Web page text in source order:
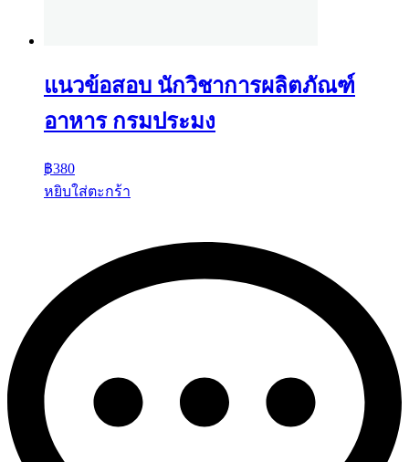
แนวข้อสอบ นักวิชาการผลิตภัณฑ์
อาหาร กรมประมง
฿380
หยิบใส่ตะกร้า